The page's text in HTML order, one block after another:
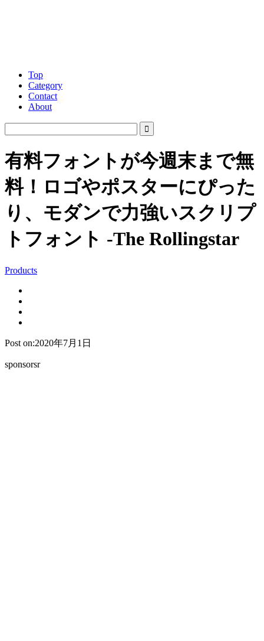
Top
Category
Contact
About
有料フォントが今週末まで無
料！ロゴやポスターにぴった
り、モダンで力強いスクリプ
トフォント -The Rollingstar
Products
Post on:2020年7月1日
sponsorsr